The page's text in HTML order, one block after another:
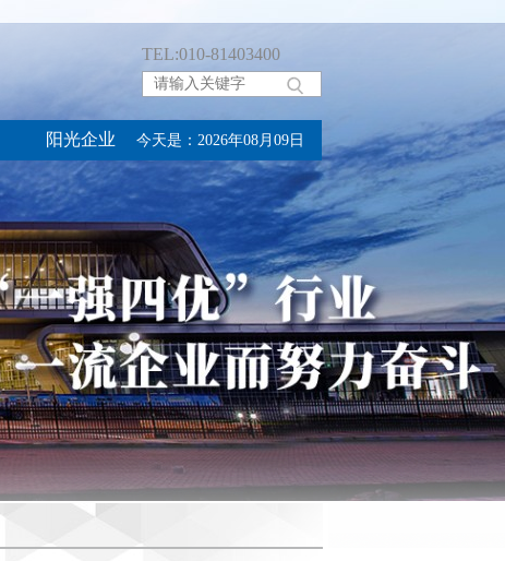
TEL:010-81403400
阳光企业 今天是：2026年08月09日